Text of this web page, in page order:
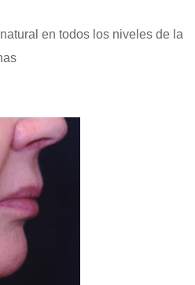
en todos los niveles de la